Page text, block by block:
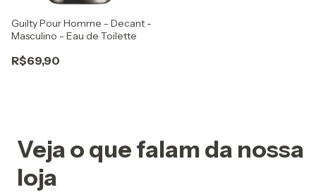
Guilty Pour Homme - Decant -
Masculino - Eau de Toilette
R$69,90
Veja o que falam da nossa
loja